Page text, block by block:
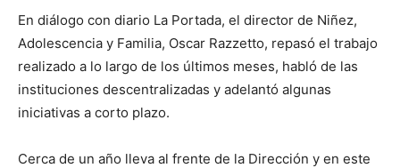
En diálogo con diario La Portada, el director de Niñez,
Adolescencia y Familia, Oscar Razzetto, repasó el trabajo
realizado a lo largo de los últimos meses, habló de las
instituciones descentralizadas y adelantó algunas
iniciativas a corto plazo.
Cerca de un año lleva al frente de la Dirección y en este